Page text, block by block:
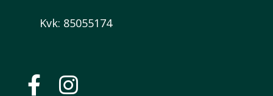
Kvk: 85055174